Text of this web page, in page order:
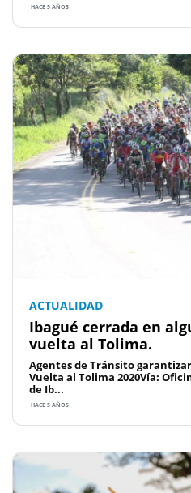
HACE 5 AÑOS
ACTUALIDAD
Ibagué cerrada en
vuelta al Tolima.
Agentes de Tránsito
Vuelta al Tolima 2020Vía:
de Ib...
HACE 5 AÑOS